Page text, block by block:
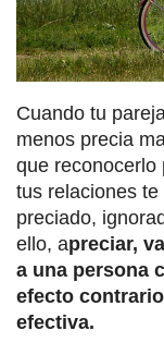
Cuando tu
menos precia
que reconocerlo
tus relaciones
preciado,
ello, apreciar,
a una persona
efecto
efectiva.